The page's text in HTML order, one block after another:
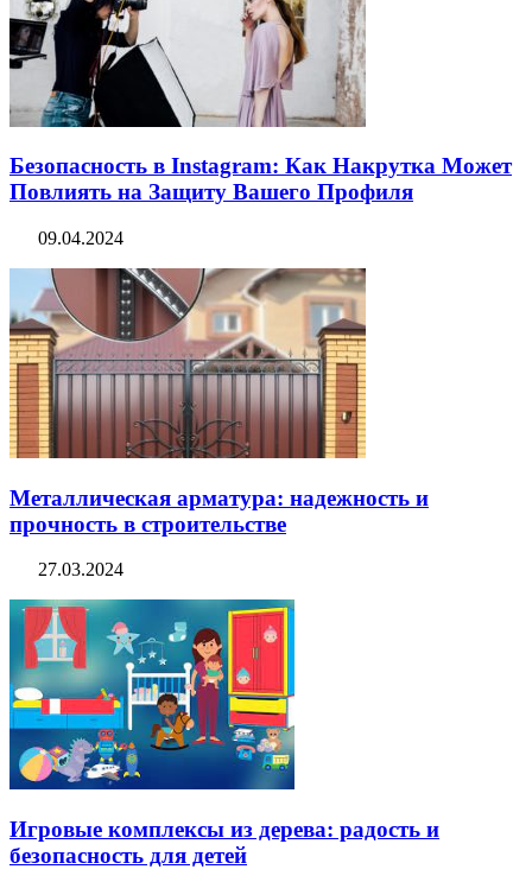
Безопасность в Instagram: Как Накрутка Может
Повлиять на Защиту Вашего Профиля
09.04.2024
Металлическая арматура: надежность и
прочность в строительстве
27.03.2024
Игровые комплексы из дерева: радость и
безопасность для детей